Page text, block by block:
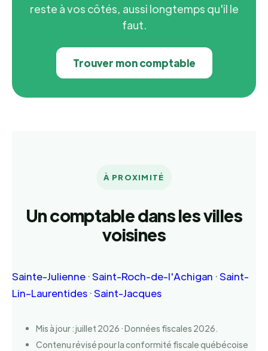
reste à vos côtés, aussi longtemps qu'il le
faut.
Trouver mon comptable
À PROXIMITÉ
Un comptable dans les villes
voisines
Sainte-Julienne ·Saint-Roch-de-l'Achigan ·Saint-
Lin–Laurentides ·Saint-Jacques
Mis à jour : juillet 2026 · Données fiscales 2026.
Contenu révisé pour la conformité fiscale québécoise